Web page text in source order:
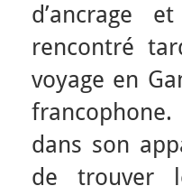
d’ancrage
rencontré
voyage en
dans son
de trouver